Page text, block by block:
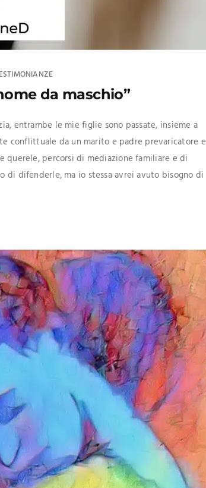
da maschio”
entrambe le mie figlie sono passate, insieme a
conflittuale da un marito e padre prevaricatore e
percorsi di mediazione familiare e di
di difenderle, ma io stessa avrei avuto bisogno di